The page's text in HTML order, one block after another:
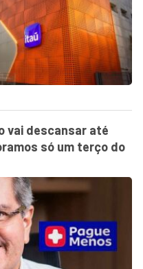
vai descansar até
só um terço do